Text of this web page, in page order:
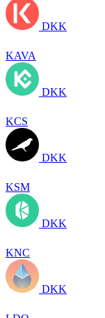
DKK
KAVA
DKK
KCS
DKK
KSM
DKK
KNC
DKK